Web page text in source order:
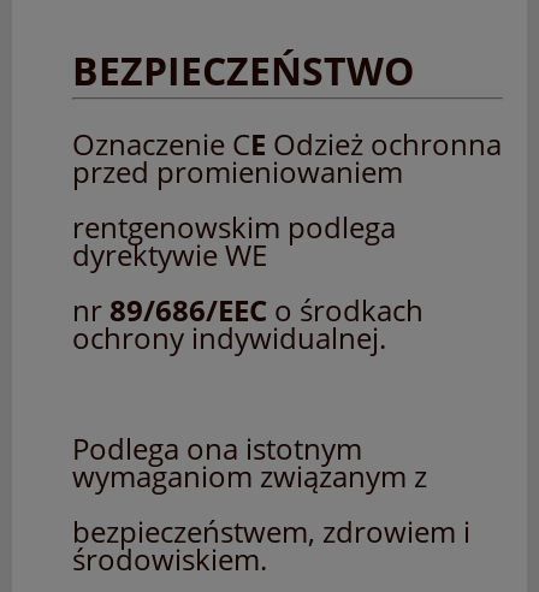
BEZPIECZEŃSTWO
Oznaczenie CE Odzież ochronna
przed promieniowaniem
rentgenowskim podlega
dyrektywie WE
nr 89/686/EEC o środkach
ochrony indywidualnej.
Podlega ona istotnym
wymaganiom związanym z
bezpieczeństwem, zdrowiem i
środowiskiem.